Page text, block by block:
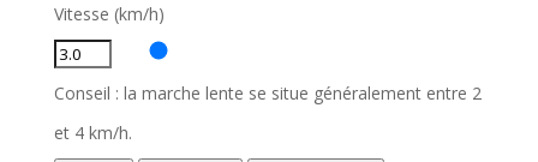
Vitesse (km/h)
Conseil : la marche lente se situe généralement entre 2
et 4 km/h.